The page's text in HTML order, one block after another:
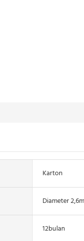
Karton
Diameter 2,6m
12bulan